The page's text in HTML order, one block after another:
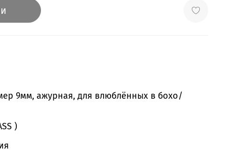
9мм, ажурная, для влюблённых в бохо/
)